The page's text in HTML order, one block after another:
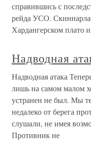
справившись с
рейда УСО.
Хардангерском плато и
Надводная
Надводная атака
лишь на самом малом
устранен не был. Мы
недалеко от берега
слушали, не имея
Противник не